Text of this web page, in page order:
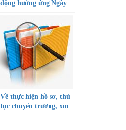
động hưởng ứng Ngày
mua bán người (30/7)
Về thực hiện hồ sơ, thủ
tục chuyển trường, xin